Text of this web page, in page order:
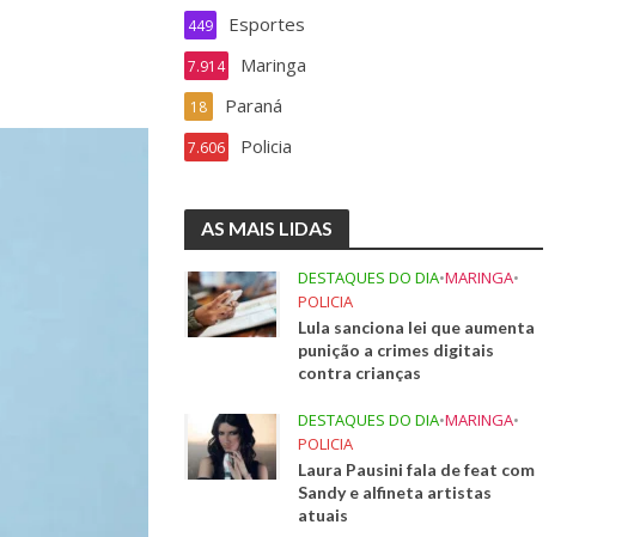
Esportes
449
Maringa
7.914
Paraná
18
Policia
7.606
AS MAIS LIDAS
DESTAQUES DO DIA•MARINGA•
POLICIA
Lula sanciona lei que aumenta
punição a crimes digitais
contra crianças
DESTAQUES DO DIA•MARINGA•
POLICIA
Laura Pausini fala de feat com
Sandy e alfineta artistas
atuais